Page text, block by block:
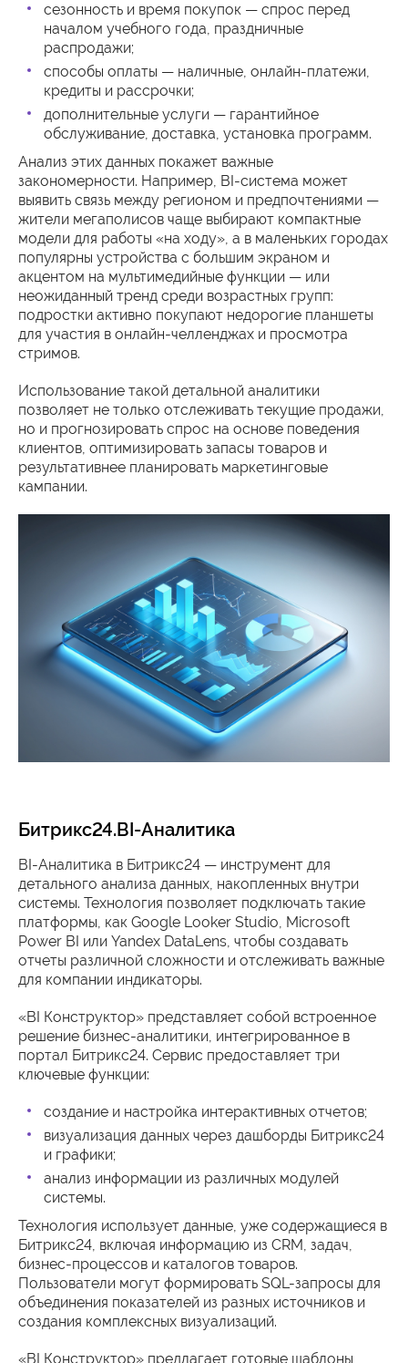
сезонность и время покупок — спрос перед
началом учебного года, праздничные
распродажи;
способы оплаты — наличные, онлайн-платежи,
кредиты и рассрочки;
дополнительные услуги — гарантийное
обслуживание, доставка, установка программ.
Анализ этих данных покажет важные
закономерности. Например, BI-система может
выявить связь между регионом и предпочтениями —
жители мегаполисов чаще выбирают компактные
модели для работы «на ходу», а в маленьких городах
популярны устройства с большим экраном и
акцентом на мультимедийные функции — или
неожиданный тренд среди возрастных групп:
подростки активно покупают недорогие планшеты
для участия в онлайн-челленджах и просмотра
стримов.
Использование такой детальной аналитики
позволяет не только отслеживать текущие продажи,
но и прогнозировать спрос на основе поведения
клиентов, оптимизировать запасы товаров и
результативнее планировать маркетинговые
кампании.
Битрикс24.BI-Аналитика
BI-Аналитика в Битрикс24 — инструмент для
детального анализа данных, накопленных внутри
системы. Технология позволяет подключать такие
платформы, как Google Looker Studio, Microsoft
Power BI или Yandex DataLens, чтобы создавать
отчеты различной сложности и отслеживать важные
для компании индикаторы.
«BI Конструктор» представляет собой встроенное
решение бизнес-аналитики, интегрированное в
портал Битрикс24. Сервис предоставляет три
ключевые функции:
создание и настройка интерактивных отчетов;
визуализация данных через дашборды Битрикс24
и графики;
анализ информации из различных модулей
системы.
Технология использует данные, уже содержащиеся в
Битрикс24, включая информацию из CRM, задач,
бизнес-процессов и каталогов товаров.
Пользователи могут формировать SQL-запросы для
объединения показателей из разных источников и
создания комплексных визуализаций.
«BI Конструктор» предлагает готовые шаблоны